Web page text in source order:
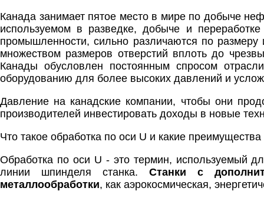
Канада занимает пятое место в мире по добыче
используемом в разведке, добыче и
промышленности, сильно различаются по
множеством размеров отверстий вплоть до
Канады обусловлен постоянным спросом
оборудованию для более высоких давлений и
Давление на канадские компании, чтобы они
производителей инвестировать доходы в новые
Что такое обработка по оси U и какие
Обработка по оси U - это термин, используемый
линии шпинделя станка.Станки с
металлообработки, как аэрокосмическая,